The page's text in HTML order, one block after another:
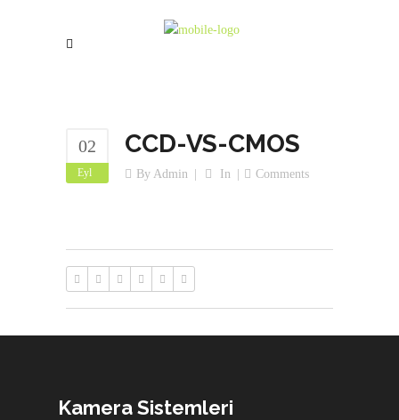
02
Eyl
CCD-VS-CMOS
By Admin In Comments
Kamera Sistemleri